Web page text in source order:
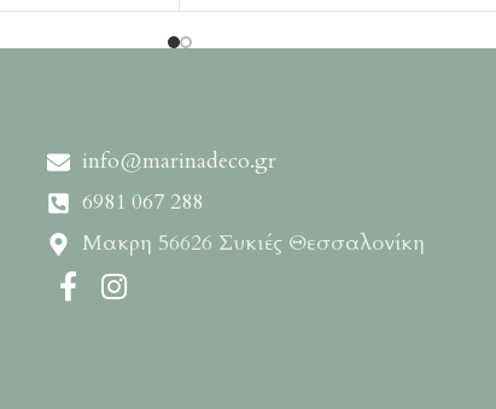
info@marinadeco.gr
6981 067 288
Μακρη 56626 Συκιές Θεσσαλονίκη